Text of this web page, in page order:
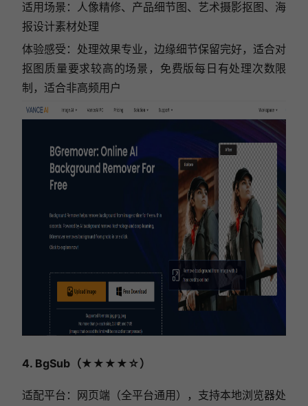
适用场景：人像精修、产品细节图、艺术摄影抠图、海
报设计素材处理
体验感受：处理效果专业，边缘细节保留完好，适合对
抠图质量要求较高的场景，免费版每日有处理次数限
制，适合非高频用户
4. BgSub（★★★★☆）
适配平台：网页端（全平台通用），支持本地浏览器处